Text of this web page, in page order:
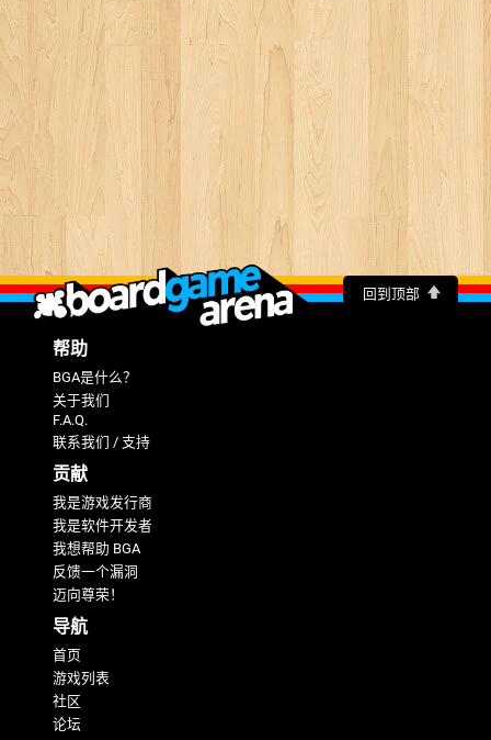
回到顶部
帮助
BGA是什么？
关于我们
F.A.Q.
联系我们 / 支持
贡献
我是游戏发行商
我是软件开发者
我想帮助 BGA
反馈一个漏洞
迈向尊荣！
导航
首页
游戏列表
社区
论坛